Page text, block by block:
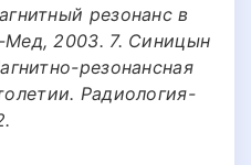
резонанс в
2003. 7. Синицын
резонансная
Радиология-